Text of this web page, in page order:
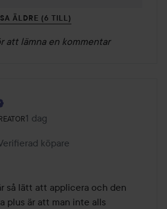
ÄLDRE (6 TILL)
att lämna en kommentar
roll: Lyko Creator.
1 dag
Inlägget skapades 1 dag
köpare
så lätt att applicera och den
plus är att man inte alls